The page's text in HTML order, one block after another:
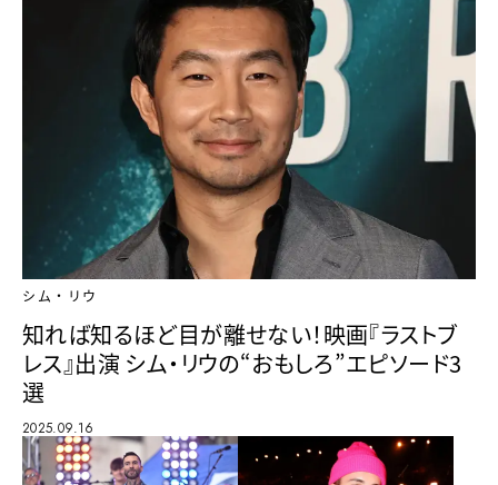
シム・リウ
知れば知るほど目が離せない！映画『ラストブ
レス』出演 シム・リウの“おもしろ”エピソード3
選
2025.09.16